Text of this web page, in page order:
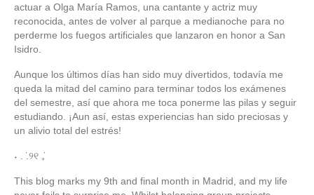
actuar a Olga María Ramos, una cantante y actriz muy
reconocida, antes de volver al parque a medianoche para no
perderme los fuegos artificiales que lanzaron en honor a San
Isidro.
Aunque los últimos días han sido muy divertidos, todavía me
queda la mitad del camino para terminar todos los exámenes
del semestre, así que ahora me toca ponerme las pilas y seguir
estudiando. ¡Aun así, estas experiencias han sido preciosas y
un alivio total del estrés!
˖ . ݁.୨୧ ݁₊
This blog marks my 9th and final month in Madrid, and my life